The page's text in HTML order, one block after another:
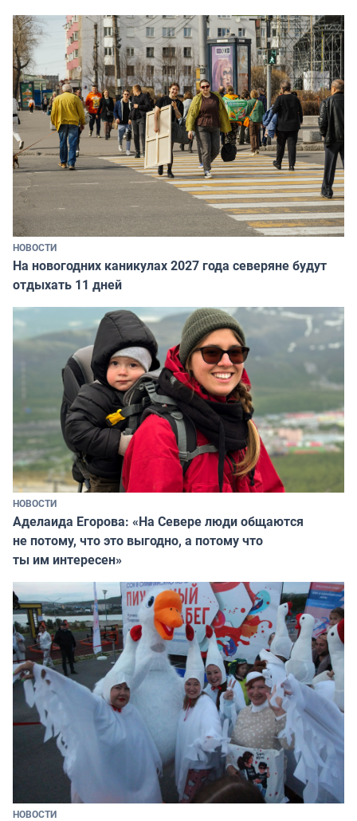
НОВОСТИ
На новогодних каникулах 2027 года северяне будут
отдыхать 11 дней
НОВОСТИ
Аделаида Егорова: «На Севере люди общаются
не потому, что это выгодно, а потому что
ты им интересен»
НОВОСТИ